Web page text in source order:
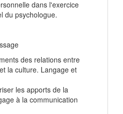
dans l'exercice
du psychologue.
des relations entre
la culture. Langage et
les apports de la
à la communication